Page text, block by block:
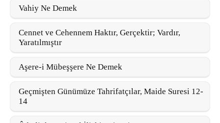
Vahiy Ne Demek
Cennet ve Cehennem Haktır, Gerçektir; Vardır,
Yaratılmıştır
Aşere-i Mübeşşere Ne Demek
Geçmişten Günümüze Tahrifatçılar, Maide Suresi 12-
14